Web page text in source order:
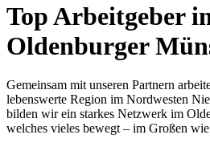
Top Arbeitgeber
Oldenburger
Gemeinsam mit unseren Partnern
lebenswerte Region im Nordwesten
bilden wir ein starkes Netzwerk im
welches vieles bewegt – im Großen